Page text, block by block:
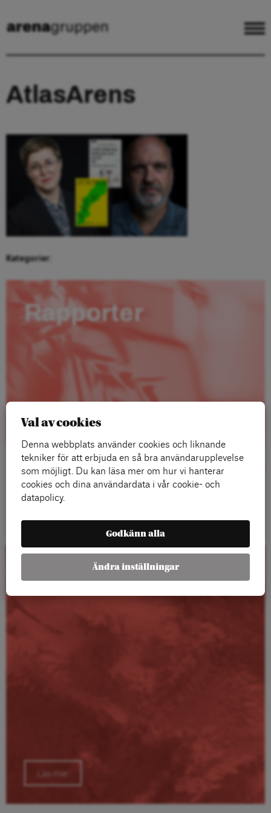
AtlasArens
Kategorier:
Rapporter
Kalender
Läs mer
Val av cookies
Denna webbplats använder cookies och liknande
tekniker för att erbjuda en så bra användarupplevelse
som möjligt. Du kan läsa mer om hur vi hanterar
cookies och dina användardata i vår cookie- och
datapolicy.
Godkänn alla
Ändra inställningar